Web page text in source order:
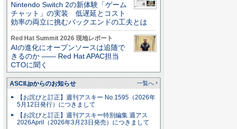
Nintendo Switch 2の新体験「ゲーム
チャット」の実装 低遅延とコスト
効率の両立に挑むバックエンドの工夫とは
Red Hat Summit 2026 現地レポート
AIの進化にオープンソースは追随で
きるのか ―― Red Hat APAC担当
CTOに聞く
ASCII.jpからのお知らせ 一覧へ
【お詫びと訂正】週刊アスキー No.1595（2026年
5月12日発行）につきまして
【お詫びと訂正】週刊アスキー特別編集 週アス
2026April（2026年3月23日発売）につきまして